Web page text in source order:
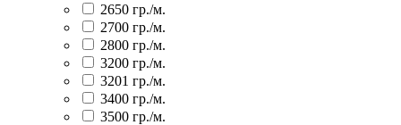
2650 гр./м.
2700 гр./м.
2800 гр./м.
3200 гр./м.
3201 гр./м.
3400 гр./м.
3500 гр./м.